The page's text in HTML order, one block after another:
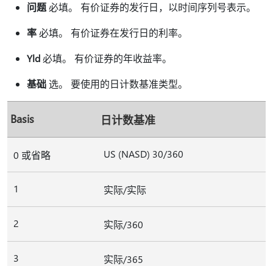
问题必填。 有价证券的发行日，以时间序列号表示。
率必填。 有价证券在发行日的利率。
Yld必填。 有价证券的年收益率。
基础选。 要使用的日计数基准类型。
Basis 日计数基准
0 或省略 US (NASD) 30/360
1 实际/实际
2 实际/360
3 实际/365